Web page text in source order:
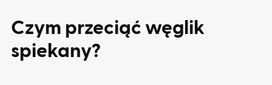
FAQ
Czym przeciąć węglik
spiekany?